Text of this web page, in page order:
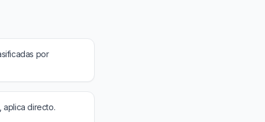
por
aplica directo.